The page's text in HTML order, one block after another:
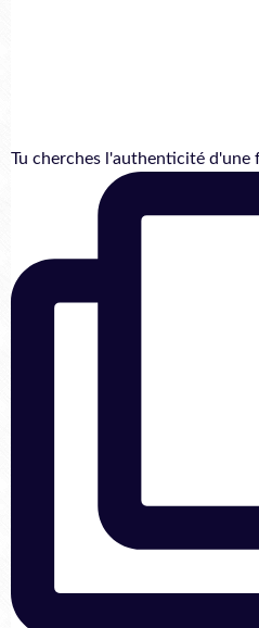
Tu cherches l'authenticité d'une